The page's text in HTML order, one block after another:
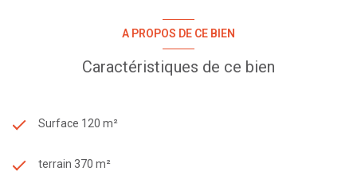
A PROPOS DE CE BIEN
Caractéristiques de ce bien
Surface 120 m²
terrain 370 m²